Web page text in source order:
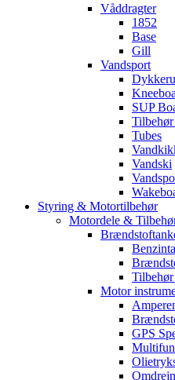
Våddragter
1852
Base
Gill
Vandsport
SUP
Tubes
Vandski
Styring & Motortilbehør
Motordele &
Motor
GPS